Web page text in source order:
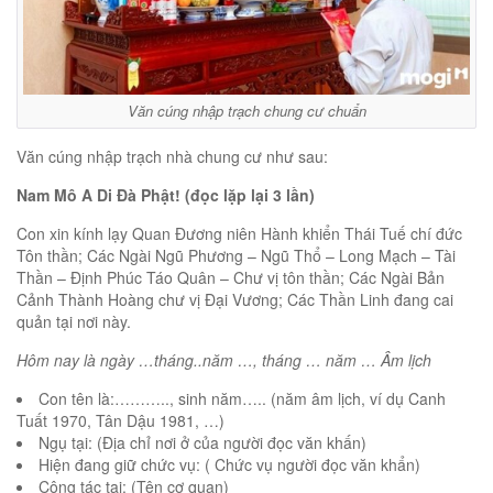
Văn cúng nhập trạch chung cư chuẩn
Văn cúng nhập trạch nhà chung cư như sau:
Nam Mô A Di Đà Phật! (đọc lặp lại 3 lần)
Con xin kính lạy Quan Đương niên Hành khiển Thái Tuế chí đức
Tôn thần; Các Ngài Ngũ Phương – Ngũ Thổ – Long Mạch – Tài
Thần – Định Phúc Táo Quân – Chư vị tôn thần; Các Ngài Bản
Cảnh Thành Hoàng chư vị Đại Vương; Các Thần Linh đang cai
quản tại nơi này.
Hôm nay là ngày …tháng..năm …, tháng … năm … Âm lịch
Con tên là:……….., sinh năm….. (năm âm lịch, ví dụ Canh
Tuất 1970, Tân Dậu 1981, …)
Ngụ tại: (Địa chỉ nơi ở của người đọc văn khấn)
Hiện đang giữ chức vụ: ( Chức vụ người đọc văn khẩn)
Công tác tại: (Tên cơ quan)